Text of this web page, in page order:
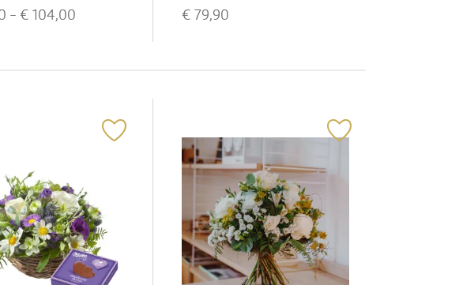
- € 104,00 € 79,90